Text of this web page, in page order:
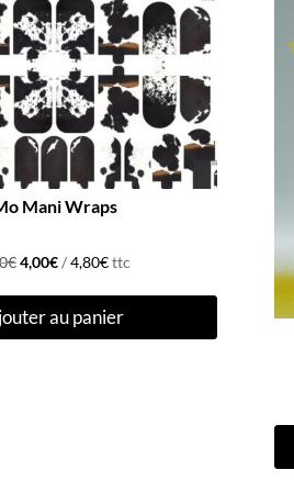
Mani Wraps
€Le
initial
4,00€Le
actuel
/4,80€ttc
au panier